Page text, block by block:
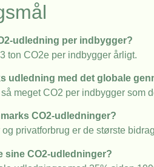
udledning per indbygger?
ton CO2e per indbygger årligt.
udledning med det globale
meget CO2 per indbygger som
CO2-udledninger?
privatforbrug er de største
sine CO2-udledninger?